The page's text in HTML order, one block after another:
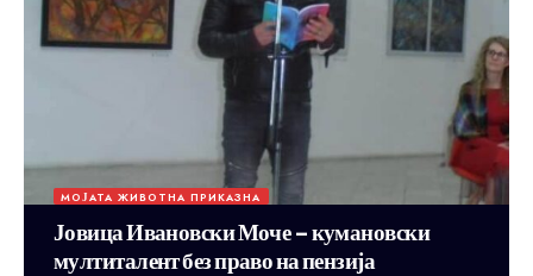
МОЈАТА ЖИВОТНА ПРИКАЗНА
Јовица Ивановски Моче – кумановски
мултиталент без право на пензија